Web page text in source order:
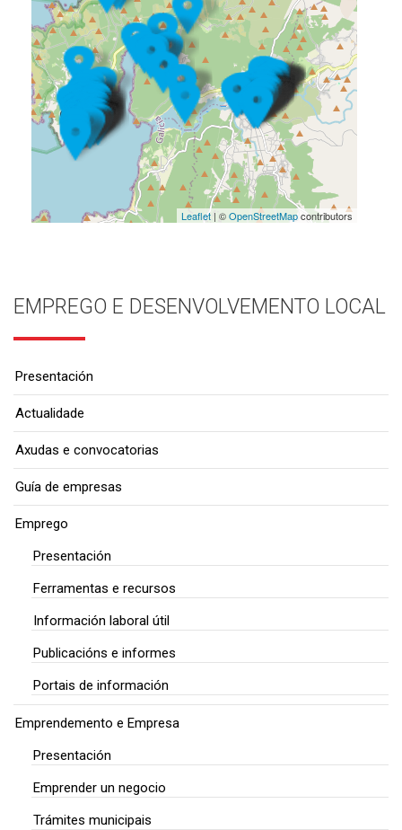
Leaflet| ©OpenStreetMapcontributors
EMPREGO E DESENVOLVEMENTO LOCAL
Presentación
Actualidade
Axudas e convocatorias
Guía de empresas
Emprego
Presentación
Ferramentas e recursos
Información laboral útil
Publicacións e informes
Portais de información
Emprendemento e Empresa
Presentación
Emprender un negocio
Trámites municipais